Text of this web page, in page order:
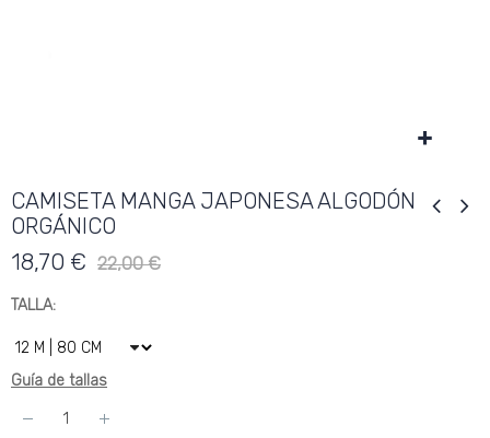
CAMISETA MANGA JAPONESA ALGODÓN
ORGÁNICO
18,70 € 22,00 €
TALLA
Guía de tallas